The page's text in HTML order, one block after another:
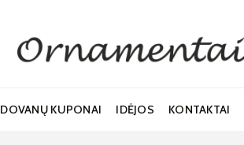
DOVANŲ KUPONAI IDĖJOS KONTAKTAI